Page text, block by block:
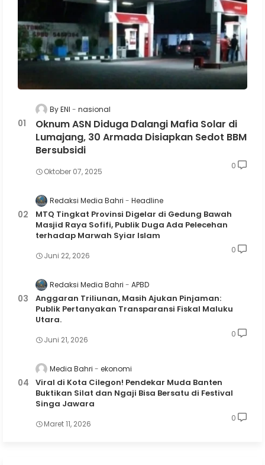
By ENI nasional
Oknum ASN Diduga Dalangi Mafia Solar di
Lumajang, 30 Armada Disiapkan Sedot BBM
Bersubsidi
Oktober 07, 2025
0
Redaksi Media Bahri Headline
MTQ Tingkat Provinsi Digelar di Gedung Bawah
Masjid Raya Sofifi, Publik Duga Ada Pelecehan
terhadap Marwah Syiar Islam
Juni 22, 2026
0
Redaksi Media Bahri APBD
Anggaran Triliunan, Masih Ajukan Pinjaman:
Publik Pertanyakan Transparansi Fiskal Maluku
Utara.
Juni 21, 2026
0
Media Bahri ekonomi
Viral di Kota Cilegon! Pendekar Muda Banten
Buktikan Silat dan Ngaji Bisa Bersatu di Festival
Singa Jawara
Maret 11, 2026
0